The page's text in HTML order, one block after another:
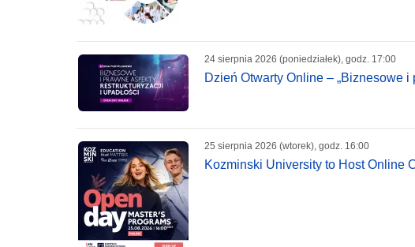
24 sierpnia 2026 (poniedziałek), godz. 17:00
Dzień Otwarty Online – „Biznesowe
25 sierpnia 2026 (wtorek), godz. 16:00
Kozminski University to Host Online